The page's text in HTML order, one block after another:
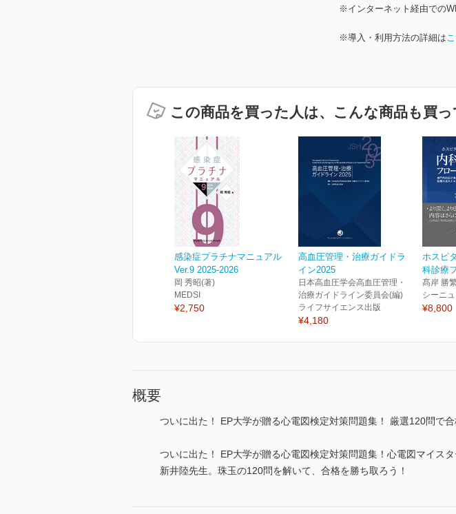
※インターネット経由での
※導入・利用方法の詳細は
この商品を買った人は、こんな商品も買っ
感染症プラチナマニュアル
Ver.9 2025-2026
岡 秀昭(著)
MEDSI
¥2,750
高血圧管理・治療ガイドラ
イン2025
日本高血圧学会高血圧管理・
治療ガイドライン委員会(編)
ライフサイエンス出版
¥4,180
ホスピ
科診療
髙岸 勝
シーニュ
¥8,800
概要
ついに出た！ EP大学が贈る心電図検定対策問題集！ 厳選120問で合
ついに出た！ EP大学が贈る心電図検定対策問題集！心電図マイス
新井陸先生。珠玉の120問を解いて、合格を勝ち取ろう！